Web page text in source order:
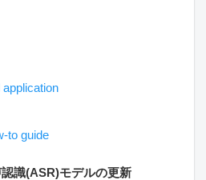
to guide
識(ASR)モデルの更新